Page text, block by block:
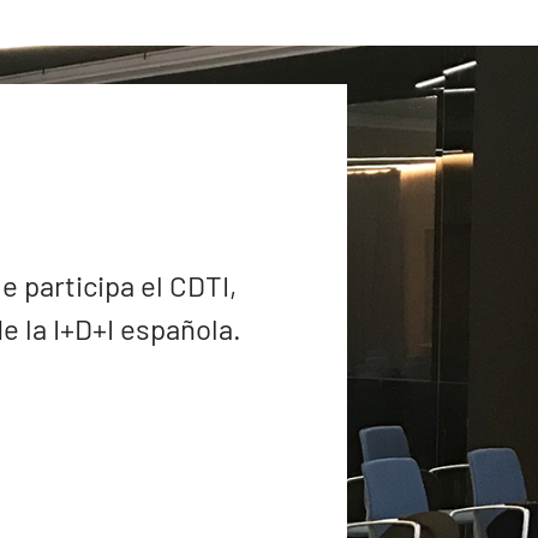
participa el CDTI,
la I+D+I española.